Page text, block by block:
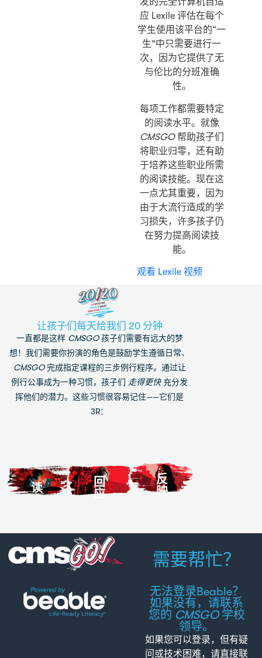
应 Lexile 评估在每个
学生使用该平台的“一
生”中只需要进行一
次，因为它提供了无
与伦比的分班准确
性。
每项工作都需要特定
的阅读水平。就像
CMSGO帮助孩子们
将职业归零，还有助
于培养这些职业所需
的阅读技能。现在这
一点尤其重要，因为
由于大流行造成的学
习损失，许多孩子仍
在努力提高阅读技
能。
观看 Lexile 视频
让孩子们每天给我们 20 分钟
一直都是这样 CMSGO孩子们需要有远大的梦
想！我们需要你扮演的角色是鼓励学生遵循日常、
CMSGO完成指定课程的三步例行程序。通过让
例行公事成为一种习惯，孩子们 走得更快充分发
挥他们的潜力。这些习惯很容易记住——它们是
3R：
读
仔
细
阅
读
章。
如
不
太
明
再
次
阅
观
看
回
应
回答
你阅
您需
要帮
助或
助”，
请重
新阅
反
映
记反
思”并
写下
需要帮忙？
无法登录Beable？
如果没有，请联系
您的 CMSGO学校
领导。
如果您可以登录，但有疑
问或技术困难，请直接联